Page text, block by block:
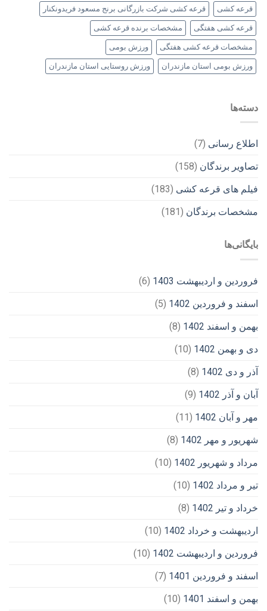
قرعه کشی قرعه کشی شرکت بازرگانی برنج مسعود فریدونکنار
قرعه کشی هفتگی مشخصات برنده قرعه کشی
مشخصات قرعه کشی هفتگی ورزش بومی
ورزش بومی استان مازندران ورزش روستایی استان مازندران
دسته‌ها
اطلاع رسانی (7)
تصاویر برندگان (158)
فیلم های قرعه کشی (183)
مشخصات برندگان (181)
بایگانی‌ها
فروردین و اردیبهشت 1403
(6)
اسفند و فروردین 1402
(5)
بهمن و اسفند 1402
(8)
دی و بهمن 1402
(10)
آذر و دی 1402
(8)
آبان و آذر 1402
(9)
مهر و آبان 1402
(11)
شهریور و مهر 1402
(8)
مرداد و شهریور 1402
(10)
تیر و مرداد 1402
(10)
خرداد و تیر 1402
(8)
اردیبهشت و خرداد 1402
(10)
فروردین و اردیبهشت 1402
(10)
اسفند و فروردین 1401
(7)
بهمن و اسفند 1401
(10)